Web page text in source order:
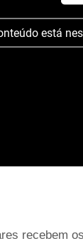
está
recebem